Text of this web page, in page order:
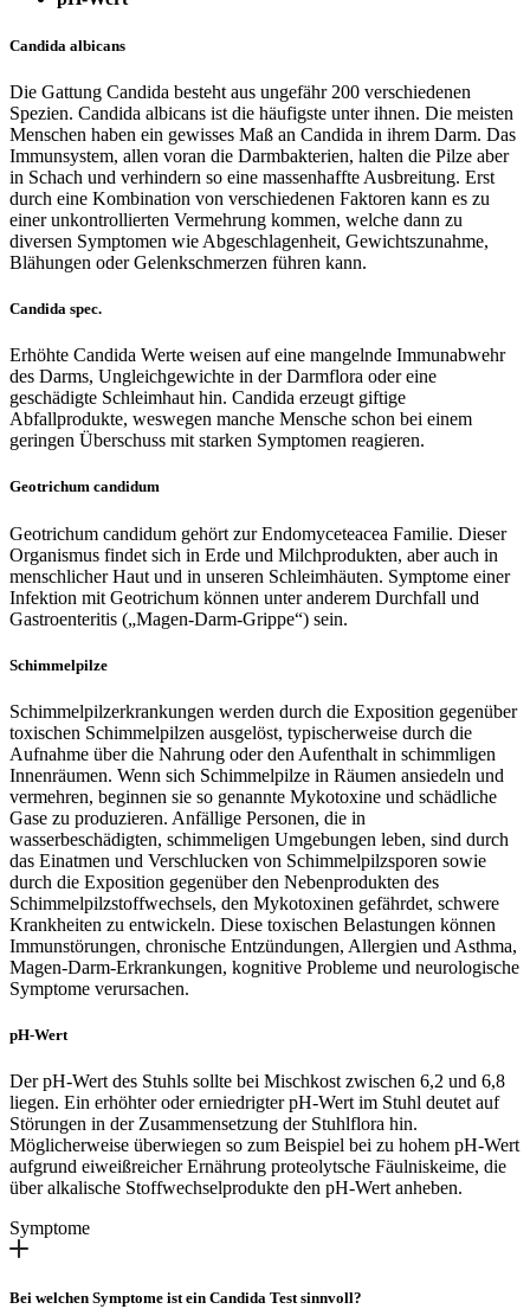
Candida albicans
Die Gattung Candida besteht aus ungefähr 200 verschiedenen
Spezien. Candida albicans ist die häufigste unter ihnen. Die meisten
Menschen haben ein gewisses Maß an Candida in ihrem Darm. Das
Immunsystem, allen voran die Darmbakterien, halten die Pilze aber
in Schach und verhindern so eine massenhaffte Ausbreitung. Erst
durch eine Kombination von verschiedenen Faktoren kann es zu
einer unkontrollierten Vermehrung kommen, welche dann zu
diversen Symptomen wie Abgeschlagenheit, Gewichtszunahme,
Blähungen oder Gelenkschmerzen führen kann.
Candida spec.
Erhöhte Candida Werte weisen auf eine mangelnde Immunabwehr
des Darms, Ungleichgewichte in der Darmflora oder eine
geschädigte Schleimhaut hin. Candida erzeugt giftige
Abfallprodukte, weswegen manche Mensche schon bei einem
geringen Überschuss mit starken Symptomen reagieren.
Geotrichum candidum
Geotrichum candidum gehört zur Endomyceteacea Familie. Dieser
Organismus findet sich in Erde und Milchprodukten, aber auch in
menschlicher Haut und in unseren Schleimhäuten. Symptome einer
Infektion mit Geotrichum können unter anderem Durchfall und
Gastroenteritis („Magen-Darm-Grippe“) sein.
Schimmelpilze
Schimmelpilzerkrankungen werden durch die Exposition gegenüber
toxischen Schimmelpilzen ausgelöst, typischerweise durch die
Aufnahme über die Nahrung oder den Aufenthalt in schimmligen
Innenräumen. Wenn sich Schimmelpilze in Räumen ansiedeln und
vermehren, beginnen sie so genannte Mykotoxine und schädliche
Gase zu produzieren. Anfällige Personen, die in
wasserbeschädigten, schimmeligen Umgebungen leben, sind durch
das Einatmen und Verschlucken von Schimmelpilzsporen sowie
durch die Exposition gegenüber den Nebenprodukten des
Schimmelpilzstoffwechsels, den Mykotoxinen gefährdet, schwere
Krankheiten zu entwickeln. Diese toxischen Belastungen können
Immunstörungen, chronische Entzündungen, Allergien und Asthma,
Magen-Darm-Erkrankungen, kognitive Probleme und neurologische
Symptome verursachen.
pH-Wert
Der pH-Wert des Stuhls sollte bei Mischkost zwischen 6,2 und 6,8
liegen. Ein erhöhter oder erniedrigter pH-Wert im Stuhl deutet auf
Störungen in der Zusammensetzung der Stuhlflora hin.
Möglicherweise überwiegen so zum Beispiel bei zu hohem pH-Wert
aufgrund eiweißreicher Ernährung proteolytsche Fäulniskeime, die
über alkalische Stoffwechselprodukte den pH-Wert anheben.
Symptome
Bei welchen Symptome ist ein Candida Test sinnvoll?